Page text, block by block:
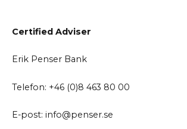
Certified Adviser
Erik Penser Bank
Telefon: +46 (0)8 463 80 00
E-post: info@penser.se